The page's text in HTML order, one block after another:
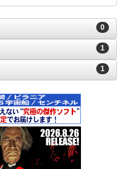
0
1
1